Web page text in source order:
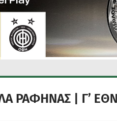
ΡΑΦΗΝΑΣ | Γ’